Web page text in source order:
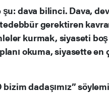
şu: dava bilinci. Dava,
gerektiren
kurmak, siyaseti
okuma, siyasette
dadaşımız”